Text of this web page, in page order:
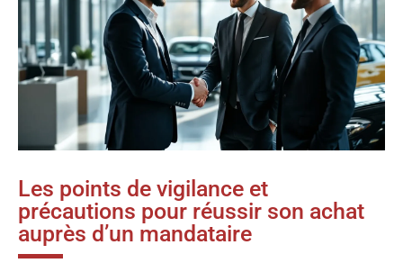
Les points de vigilance et
précautions pour réussir son achat
auprès d’un mandataire